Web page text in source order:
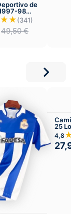
de
98
(341)
49,50€
25 Local
4,8
27,99